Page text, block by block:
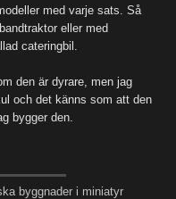
med varje sats. Så
eller med
cateringbil.
den är dyrare, men jag
och det känns som att den
bygger den.
byggnader i miniatyr